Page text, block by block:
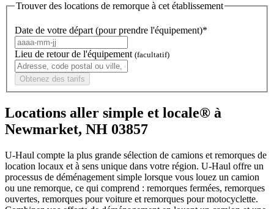
Trouver des locations de remorque à cet établissement
Date de votre départ (pour prendre l'équipement)*
Lieu de retour de l'équipement (facultatif)
Obtenez des tarifs
Locations aller simple et locale® à
Newmarket, NH 03857
U-Haul compte la plus grande sélection de camions et remorques de
location locaux et à sens unique dans votre région. U-Haul offre un
processus de déménagement simple lorsque vous louez un camion
ou une remorque, ce qui comprend : remorques fermées, remorques
ouvertes, remorques pour voiture et remorques pour motocyclette.